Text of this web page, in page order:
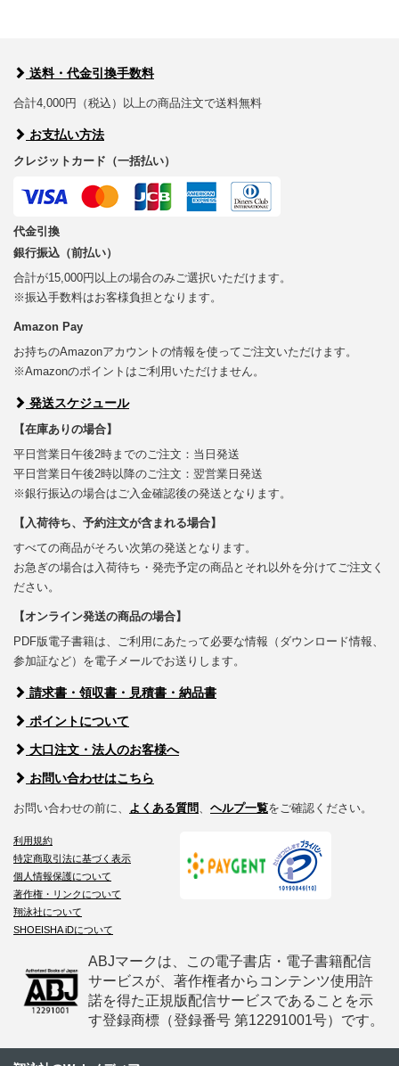
送料・代金引換手数料
合計4,000円（税込）以上の商品注文で送料無料
お支払い方法
クレジットカード（一括払い）
代金引換
銀行振込（前払い）
合計が15,000円以上の場合のみご選択いただけます。
※振込手数料はお客様負担となります。
Amazon Pay
お持ちのAmazonアカウントの情報を使ってご注文いただけます。
※Amazonのポイントはご利用いただけません。
発送スケジュール
【在庫ありの場合】
平日営業日午後2時までのご注文：当日発送
平日営業日午後2時以降のご注文：翌営業日発送
※銀行振込の場合はご入金確認後の発送となります。
【入荷待ち、予約注文が含まれる場合】
すべての商品がそろい次第の発送となります。
お急ぎの場合は入荷待ち・発売予定の商品とそれ以外を分けてご注文く
ださい。
【オンライン発送の商品の場合】
PDF版電子書籍は、ご利用にあたって必要な情報（ダウンロード情報、
参加証など）を電子メールでお送りします。
請求書・領収書・見積書・納品書
ポイントについて
大口注文・法人のお客様へ
お問い合わせはこちら
お問い合わせの前に、 よくある質問 ヘルプ一覧をご確認ください。
利用規約
特定商取引法に基づく表示
個人情報保護について
著作権・リンクについて
翔泳社について
SHOEISHA iDについて
ABJマークは、この電子書店・電子書籍配信
サービスが、著作権者からコンテンツ使用許
諾を得た正規版配信サービスであることを示
す登録商標（登録番号 第12291001号）です。